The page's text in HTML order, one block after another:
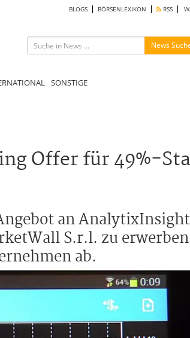
BLOGS BÖRSENLEXIKON RSS
News
SONSTIGE
Offer für 49%-
an AnalytixInsight
S.r.l. zu
ab.